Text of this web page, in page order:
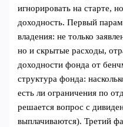
игнорировать на старте,
доходность. Первый
владения: не только
но и скрытые расходы,
доходности фонда от
структура фонда:
есть ли ограничения по
решается вопрос с
выплачиваются). Третий